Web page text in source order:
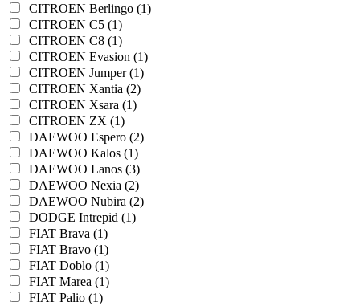
CITROEN Berlingo (1)
CITROEN C5 (1)
CITROEN C8 (1)
CITROEN Evasion (1)
CITROEN Jumper (1)
CITROEN Xantia (2)
CITROEN Xsara (1)
CITROEN ZX (1)
DAEWOO Espero (2)
DAEWOO Kalos (1)
DAEWOO Lanos (3)
DAEWOO Nexia (2)
DAEWOO Nubira (2)
DODGE Intrepid (1)
FIAT Brava (1)
FIAT Bravo (1)
FIAT Doblo (1)
FIAT Marea (1)
FIAT Palio (1)